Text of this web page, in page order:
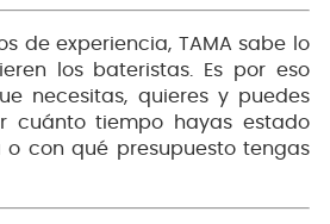
de experiencia, TAMA sabe lo
los bateristas. Es por eso
necesitas, quieres y puedes
cuánto tiempo hayas estado
con qué presupuesto tengas